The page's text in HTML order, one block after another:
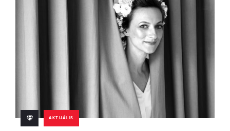
AKTUÁLIS